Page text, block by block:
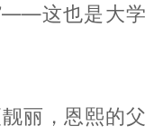
这也是大学
丽，恩熙的父